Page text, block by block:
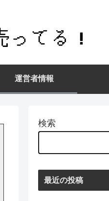
運営者情報
検索
最近の投稿